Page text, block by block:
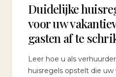
Duidelijke
voor uw
gasten af te
Leer hoe u als
huisregels opstelt die